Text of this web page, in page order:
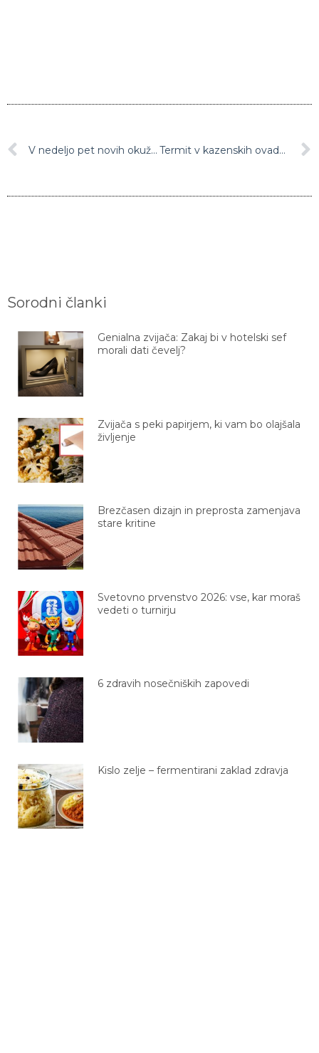
V nedeljo pet novih okužb z novim koronavirusom Termit v kazenskih ovadbah zaradi utemeljenega suma kaznivega dejanja obremenjevanja in uničevanja okolja vidi pritiske na Arso
Sorodni članki
Genialna zvijača: Zakaj bi v hotelski sef
morali dati čevelj?
Zvijača s peki papirjem, ki vam bo olajšala
življenje
Brezčasen dizajn in preprosta zamenjava
stare kritine
Svetovno prvenstvo 2026: vse, kar moraš
vedeti o turnirju
6 zdravih nosečniških zapovedi
Kislo zelje – fermentirani zaklad zdravja